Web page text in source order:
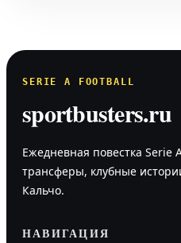
SERIE A FOOTBALL
sportbusters.ru
Ежедневная повестка Serie
трансферы, клубные
Кальчо.
НАВИГАЦИЯ